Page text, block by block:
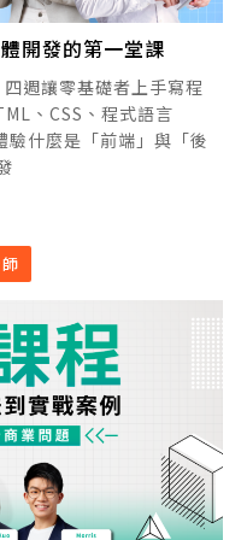
開發的第一堂課
週讓零基礎者上手寫程
、CSS、程式語言
什麼是「前端」與「後